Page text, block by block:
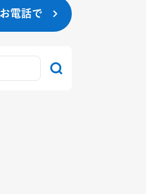
電話で